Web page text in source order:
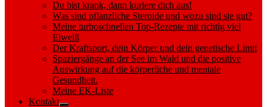
Du bist krank, dann kuriere dich aus!
Was sind pflanzliche Steroide und wozu sind sie gut?
Meine turboschnellen Top-Rezepte mit richtig viel
Eiweiß
Der Kraftsport, dein Körper und dein genetische Limit
Spaziergänge an der See im Wald und die positive
Auswirkung auf die körperliche und mentale
Gesundheit.
Meine EK-Liste
Kontakt